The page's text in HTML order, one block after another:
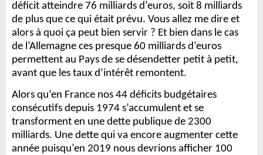
déficit atteindre 76 milliards d’euros, soit 8 milliards
de plus que ce qui était prévu. Vous allez me dire et
alors à quoi ça peut bien servir ? Et bien dans le cas
de l’Allemagne ces presque 60 milliards d’euros
permettent au Pays de se désendetter petit à petit,
avant que les taux d’intérêt remontent.
Alors qu’en France nos 44 déficits budgétaires
consécutifs depuis 1974 s’accumulent et se
transforment en une dette publique de 2300
milliards. Une dette qui va encore augmenter cette
année puisqu’en 2019 nous devrions afficher 100